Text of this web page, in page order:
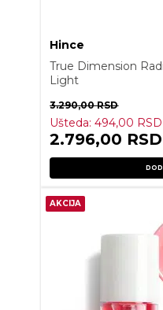
Hince
True Dimension
Light
3.290,00RSD
Ušteda:494,00 RSD
2.796,00 RSD
AKCIJA